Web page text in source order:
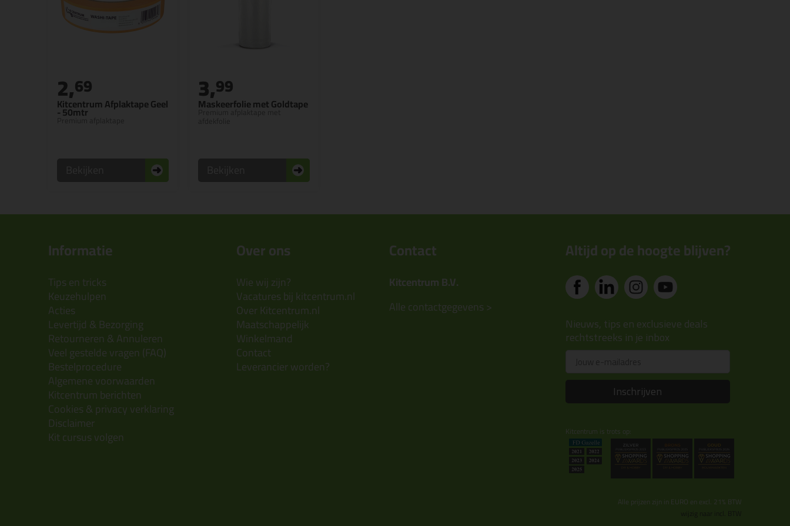
Kitcentrum Afplaktape Geel
- 50mtr
Premium afplaktape
2,69
Maskeerfolie met Goldtape
Premium afplaktape met
3,99
Informatie
Tips en tricks
Keuzehulpen
Acties
Levertijd & Bezorging
Retourneren & Annuleren
Veel gestelde vragen (FAQ)
Bestelprocedure
Algemene voorwaarden
Kitcentrum berichten
Cookies & privacy verklaring
Disclaimer
Kit cursus volgen
Over ons
Wie wij zijn?
Vacatures bij kitcentrum.nl
Over Kitcentrum.nl
Maatschappelijk
Winkelmand
Contact
Leverancier worden?
Contact
Kitcentrum B.V.
Alle contactgegevens >
Altijd op de hoogte blijven?
Nieuws, tips en exclusieve deals
rechtstreeks in je inbox
Inschrijven
Kitcentrum is trots op:
Alle prijzen zijn in EURO en excl. 21% BTW